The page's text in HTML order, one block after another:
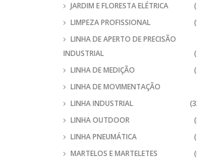
JARDIM E FLORESTA ELÉTRICA
LIMPEZA PROFISSIONAL
LINHA DE APERTO DE PRECISÃO
INDUSTRIAL
LINHA DE MEDIÇÃO
LINHA DE MOVIMENTAÇÃO
LINHA INDUSTRIAL
LINHA OUTDOOR
LINHA PNEUMÁTICA
MARTELOS E MARTELETES